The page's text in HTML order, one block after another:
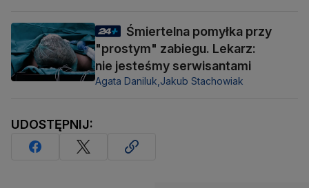
Śmiertelna pomyłka przy
"prostym" zabiegu. Lekarz:
nie jesteśmy serwisantami
Agata Daniluk,Jakub Stachowiak
UDOSTĘPNIJ: